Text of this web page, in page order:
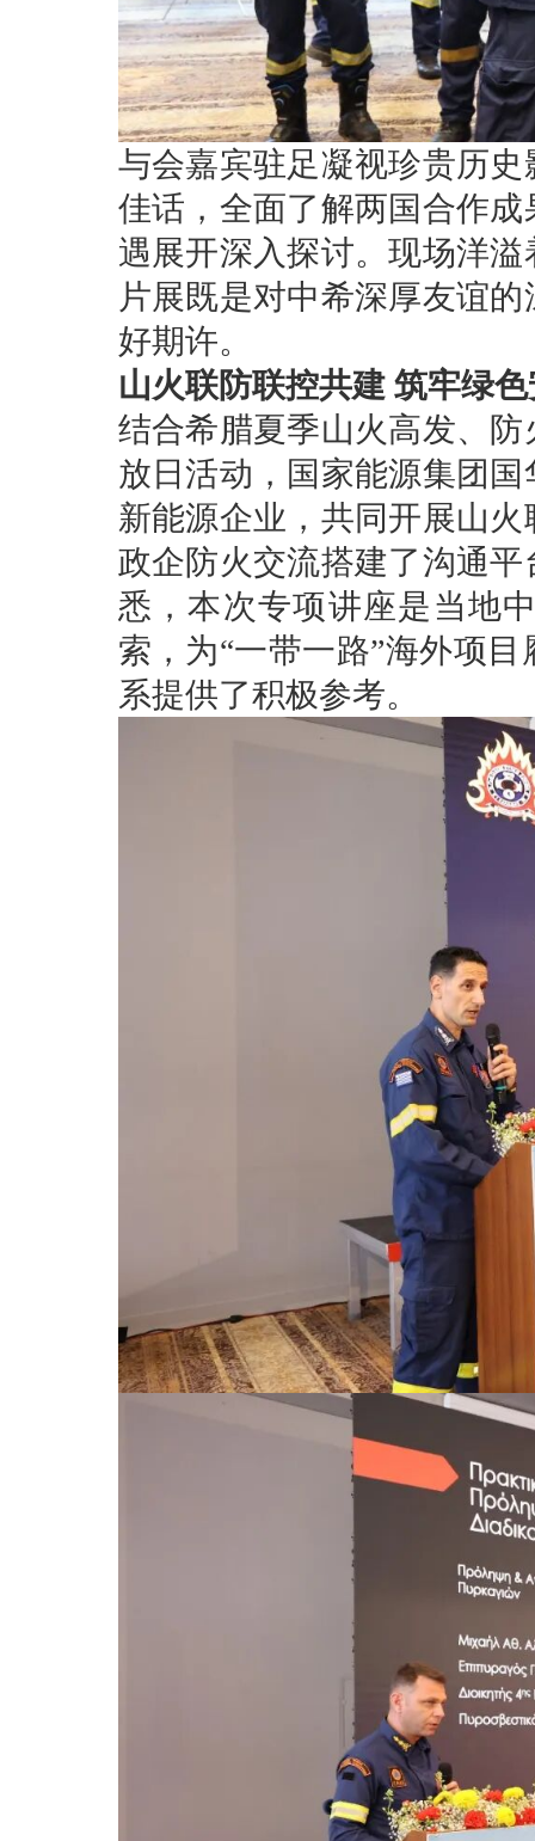
与会嘉宾驻足凝视珍贵历
佳话，全面了解两国合作
遇展开深入探讨。现场洋
片展既是对中希深厚友谊
好期许。
山火联防联控共建 筑牢绿
结合希腊夏季山火高发、
放日活动，国家能源集团
新能源企业，共同开展山
政企防火交流搭建了沟通
悉，本次专项讲座是当地
索，为“一带一路”海外项
系提供了积极参考。